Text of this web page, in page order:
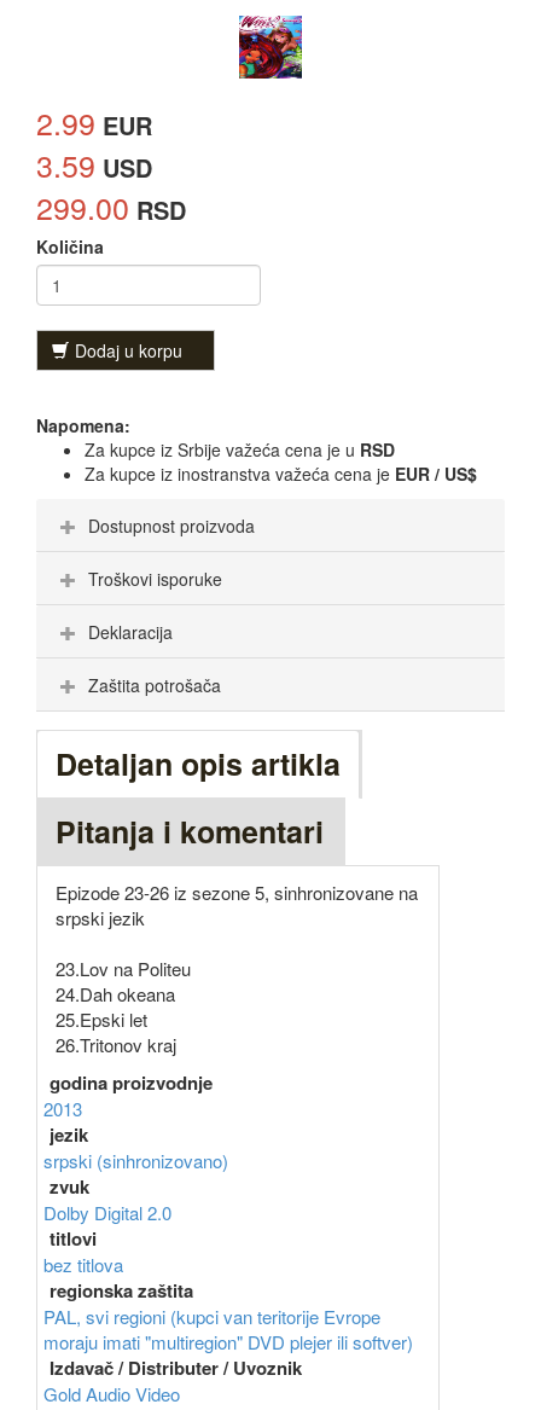
2.99 EUR
3.59 USD
299.00 RSD
Količina
Dodaj u korpu
Napomena:
Za kupce iz Srbije važeća cena je u RSD
Za kupce iz inostranstva važeća cena je EUR / US$
Dostupnost proizvoda
Troškovi isporuke
Deklaracija
Zaštita potrošača
Detaljan opis artikla
Pitanja i komentari
Epizode 23-26 iz sezone 5, sinhronizovane na
srpski jezik
23.Lov na Politeu
24.Dah okeana
25.Epski let
26.Tritonov kraj
godina proizvodnje
2013
jezik
srpski (sinhronizovano)
zvuk
Dolby Digital 2.0
titlovi
bez titlova
regionska zaštita
PAL, svi regioni (kupci van teritorije Evrope
moraju imati "multiregion" DVD plejer ili softver)
Izdavač / Distributer / Uvoznik
Gold Audio Video